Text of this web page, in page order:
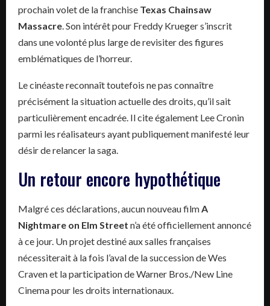
prochain volet de la franchise Texas Chainsaw
Massacre. Son intérêt pour Freddy Krueger s’inscrit
dans une volonté plus large de revisiter des figures
emblématiques de l’horreur.
Le cinéaste reconnaît toutefois ne pas connaître
précisément la situation actuelle des droits, qu’il sait
particulièrement encadrée. Il cite également Lee Cronin
parmi les réalisateurs ayant publiquement manifesté leur
désir de relancer la saga.
Un retour encore hypothétique
Malgré ces déclarations, aucun nouveau filmA
Nightmare on Elm Street n’a été officiellement annoncé
à ce jour. Un projet destiné aux salles françaises
nécessiterait à la fois l’aval de la succession de Wes
Craven et la participation de Warner Bros./New Line
Cinema pour les droits internationaux.